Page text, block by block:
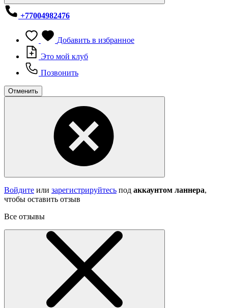
+77004982476
Добавить в избранное
Это мой клуб
Позвонить
Отменить
Войдите или зарегистрируйтесь под аккаунтом ланнера,
чтобы оставить отзыв
Все отзывы